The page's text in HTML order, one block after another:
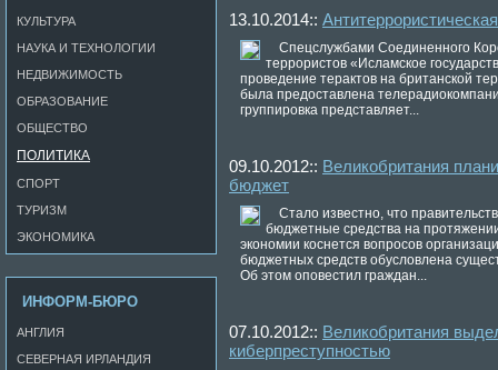
13.10.2014::
Спецслужбами Соединенного
террористов «Исламское
проведение терактов на британской
была предоставлена
группировка представляет...
09.10.2012:: Великобритания
бюджет
Стало известно, что
бюджетные средства на
экономии коснется вопросов
бюджетных средств обусловлена
Об этом оповестил граждан...
07.10.2012:: Великобритания
киберпреступностью
КУЛЬТУРА
НАУКА И ТЕХНОЛОГИИ
НЕДВИЖИМОСТЬ
ОБРАЗОВАНИЕ
ОБЩЕСТВО
ПОЛИТИКА
СПОРТ
ТУРИЗМ
ЭКОНОМИКА
ИНФОРМ-БЮРО
АНГЛИЯ
СЕВЕРНАЯ ИРЛАНДИЯ